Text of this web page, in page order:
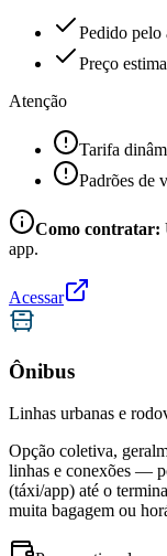
Pedido pelo
Preço
Atenção
Tarifa
Padrões de
Como contratar:
app.
Acessar
Ônibus
Linhas urbanas e
Opção coletiva,
linhas e conexões —
(táxi/app) até o
muita bagagem ou